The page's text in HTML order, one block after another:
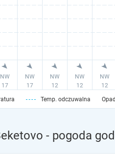
Temp. odczuwalna
- pogoda